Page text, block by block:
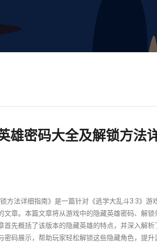
雄密码大全及解锁方法
方法详细指南》是一篇针对《逃学大乱斗3.3》游
文章。本篇文章将从游戏中的隐藏英雄密码、解锁
首先概括了该版本的隐藏英雄的特点，并深入解析
密码展示，帮助玩家轻松解锁这些隐藏角色，提升